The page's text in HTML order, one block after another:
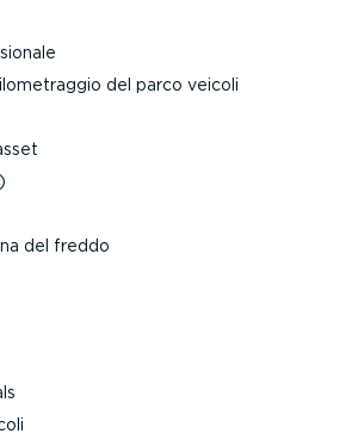
del parco veicoli
del freddo